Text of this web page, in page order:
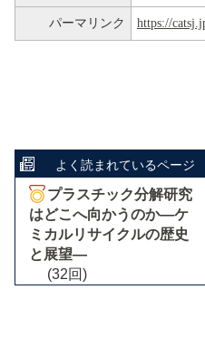
パーマリンク https://
よく読まれているページ
プラスチック分解研究
はどこへ向かうのか―ケ
ミカルリサイクルの歴史
と展望―
(32回)